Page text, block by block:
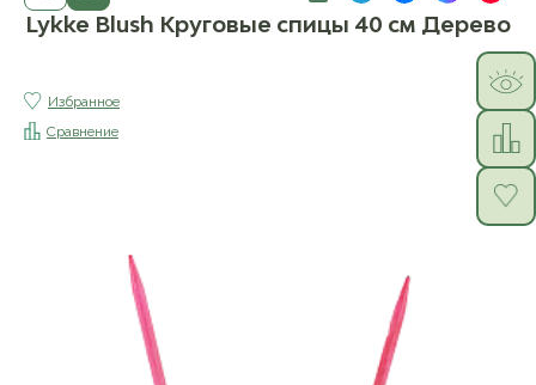
Lykke Blush Круговые спицы 40 см Дерево
Избранное
Сравнение